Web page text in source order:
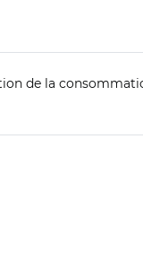
de la